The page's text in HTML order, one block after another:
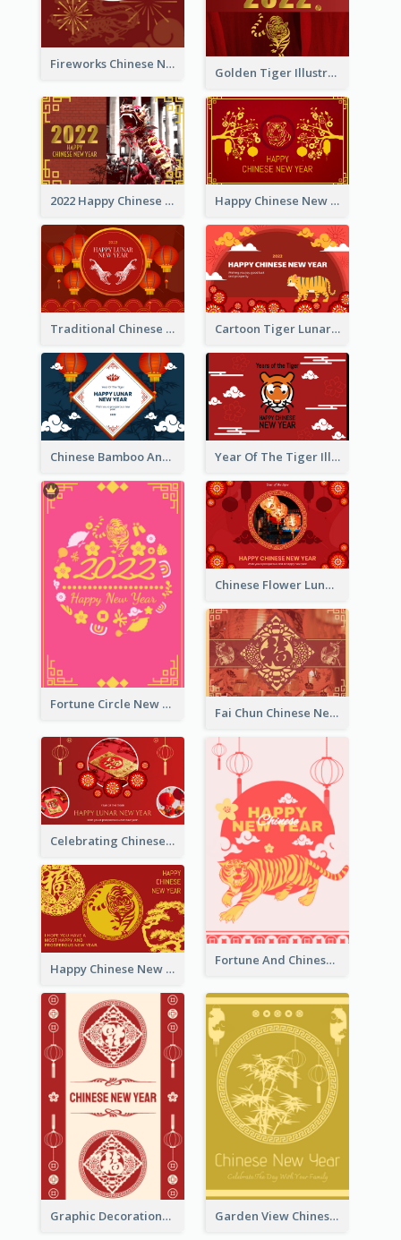
Fireworks Chinese New Year Greeting Card
Golden Tiger Illustration Chinese New Year Greeting Card
2022 Happy Chinese New Year Greeting Card With Photo Happy Chinese New Year Greeting Card With Chinese Tree Illustration
Traditional Chinese New Year Celebration Greeting Card Cartoon Tiger Lunar New Year Greeting Card
Chinese Bamboo And Lanterns New Year Greeting Card Year Of The Tiger Illustration Chinese New Year Greeting Card
Fortune Circle New Year Greeting Card
Chinese Flower Lunar New Year Greeting Card
Fai Chun Chinese New Year Greeting Card
Celebrating Chinese New Year Greeting Card
Fortune And Chinese New Year Greeting Card
Happy Chinese New Year Greeting Card With Circle illustrations
Graphic Decorations Chinese New Year Greeting Card Garden View Chinese New Year Greeting Card